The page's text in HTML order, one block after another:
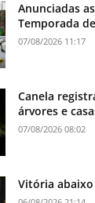
Anunciadas
Temporada
07/08/2026 11:17
Canela
árvores e
07/08/2026 08:02
Vitória